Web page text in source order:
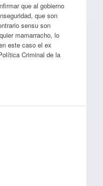
que al gobierno
que son
sensu son
mamarracho, lo
este caso el ex
Criminal de la